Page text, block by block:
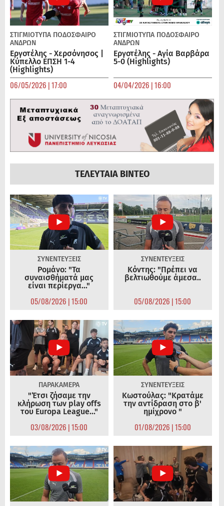
ΣΤΙΓΜΙΟΤΥΠΑ ΠΟΔΌΣΦΑΙΡΟ
ΑΝΔΡΏΝ
Εργοτέλης - Χερσόνησος |
Κύπελλο ΕΠΣΗ 1-4
(Highlights)
06/05/2026 | 17:00
ΣΤΙΓΜΙΟΤΥΠΑ ΠΟΔΌΣΦΑΙΡΟ
ΑΝΔΡΏΝ
Εργοτέλης - Αγία Βαρβάρα
5-0 (Highlights)
04/04/2026 | 16:00
ΤΕΛΕΥΤΑΙΑ ΒΙΝΤΕΟ
ΣΥΝΕΝΤΕΥΞΕΙΣ
Ρομάνο: "Τα
συναισθήματά μας
είναι περίεργα..."
05/08/2026 | 15:00
ΣΥΝΕΝΤΕΥΞΕΙΣ
Κόντης: "Πρέπει να
βελτιωθούμε άμεσα..
05/08/2026 | 15:00
ΠΑΡΑΚΑΜΕΡΑ
"Έτσι ζήσαμε την
κλήρωση των play offs
του Europa League..."
03/08/2026 | 15:00
ΣΥΝΕΝΤΕΥΞΕΙΣ
Κωστούλας: "Κρατάμε
την αντίδραση στο β'
ημίχρονο "
01/08/2026 | 15:00